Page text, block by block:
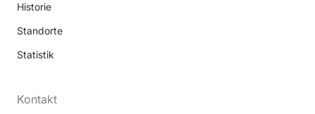
Historie
Standorte
Statistik
Kontakt